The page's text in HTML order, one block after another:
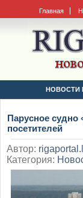
Главная
НОВОСТИ
Парусное судно
посетителей
Автор:
Категория: